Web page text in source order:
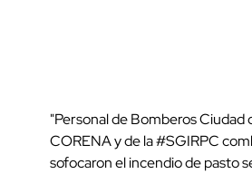
"Personal de Bomberos Ciudad
CORENA y de la #SGIRPC
sofocaron el incendio de pasto